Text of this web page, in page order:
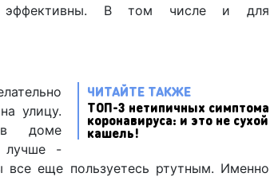
В том числе и для
ЧИТАЙТЕ ТАКЖЕ
ТОП-3 нетипичных симптома
коронавируса: и это не сухой
кашель!
улицу.
доме
лучше -
все еще пользуетесь ртутным. Именно